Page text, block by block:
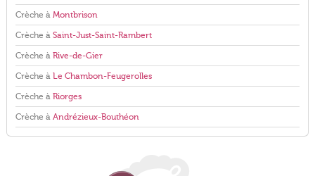
Crèche à Montbrison
Crèche à Saint-Just-Saint-Rambert
Crèche à Rive-de-Gier
Crèche à Le Chambon-Feugerolles
Crèche à Riorges
Crèche à Andrézieux-Bouthéon